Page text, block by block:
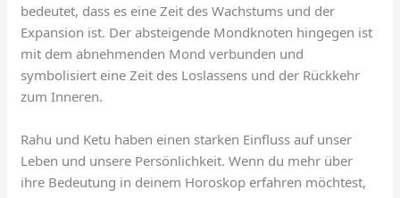
bedeutet, dass es eine Zeit des Wachstums und der
Expansion ist. Der absteigende Mondknoten hingegen ist
mit dem abnehmenden Mond verbunden und
symbolisiert eine Zeit des Loslassens und der Rückkehr
zum Inneren.
Rahu und Ketu haben einen starken Einfluss auf unser
Leben und unsere Persönlichkeit. Wenn du mehr über
ihre Bedeutung in deinem Horoskop erfahren möchtest,